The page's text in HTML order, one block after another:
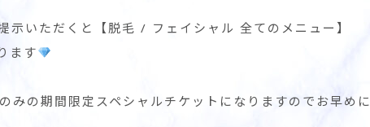
示いただくと【脱毛 / フェイシャル 全てのメニュー】
ます
の期間限定スペシャルチケットになりますのでお早めに